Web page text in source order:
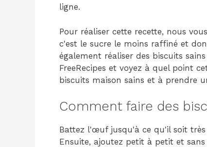
ligne.
Pour réaliser cette recette, nous
c'est le sucre le moins raffiné et
également réaliser des biscuits
FreeRecipes et voyez à quel point
biscuits maison sains et à prendre
Comment faire des
Battez l'œuf jusqu'à ce qu'il soit
Ensuite, ajoutez petit à petit et